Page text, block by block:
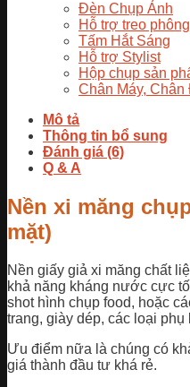
Đèn Chụp Ảnh
Hỗ trợ treo
Tấm Hắt Sáng
Hỗ trợ Stylist
Hộp chụp sản
Chân Máy, Chân
Mô tả
Thông tin bổ sung
Đánh giá (6)
Q & A
Nền xi măng
mặt)
Nền giấy giả xi măng chất
khả năng kháng nước cực
shot hình chụp food, hoặc
trang, giày dép, các loại phụ
Ưu điểm nữa là chúng có
giá thành đầu tư khá rẻ.